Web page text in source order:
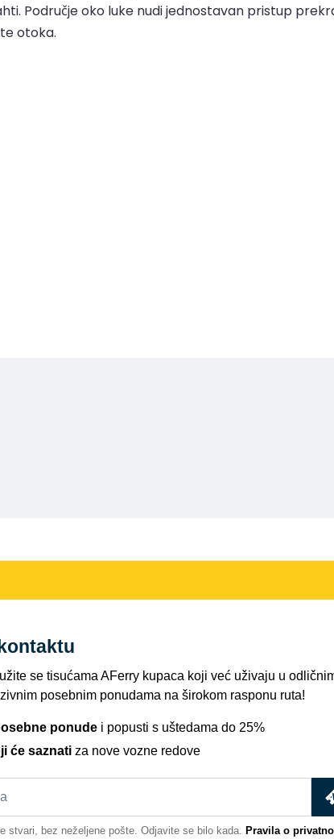
Područje oko luke nudi jednostavan pristup
otoka.
se tisućama AFerry kupaca koji već uživaju u
posebnim ponudama na širokom rasponu ruta!
ponude i popusti s uštedama do 25%
će saznati za nove vozne redove
stvari, bez neželjene pošte. Odjavite se bilo kada. Pravila o